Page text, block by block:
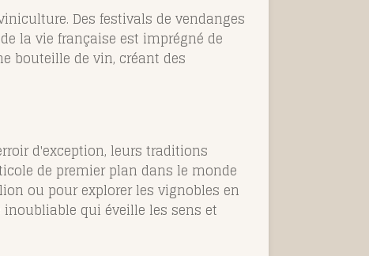
Des festivals de vendanges
la vie française est imprégné de
bouteille de vin, créant des
d'exception, leurs traditions
de premier plan dans le monde
ou pour explorer les vignobles en
qui éveille les sens et